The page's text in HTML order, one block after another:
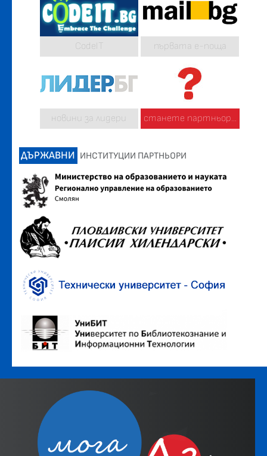
CodeIT първата е-поща
новини за лидери станете партньор...
ДЪРЖАВНИ ИНСТИТУЦИИ ПАРТНЬОРИ